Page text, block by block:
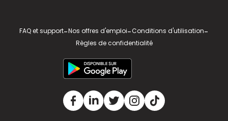
FAQ et support-Nos offres d'emploi-Conditions d'utilisation-
Règles de confidentialité